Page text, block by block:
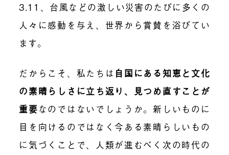
3.11、台風などの激しい災害のたびに多くの
人々に感動を与え、世界から賞賛を浴びてい
ます。
だからこそ、私たちは 自国にある知恵と文化
の素晴らしさに立ち返り、見つめ直すことが
重要なのではないでしょうか。新しいものに
目を向けるのではなく今ある素晴らしいもの
に気づくことで、人類が進むべく次の時代の